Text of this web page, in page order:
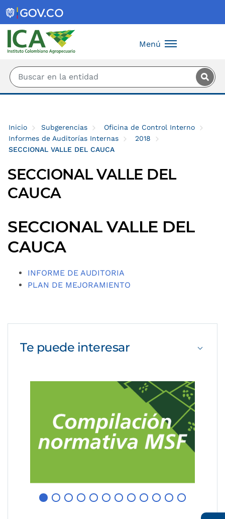
Menú
Inicio Subgerencias
Oficina de Control Interno
Informes de Auditorías Internas
2018
SECCIONAL VALLE DEL CAUCA
SECCIONAL VALLE DEL
CAUCA
SECCIONAL VALLE DEL
CAUCA
INFORME DE AUDITORIA
PLAN DE MEJORAMIENTO
Te puede interesar